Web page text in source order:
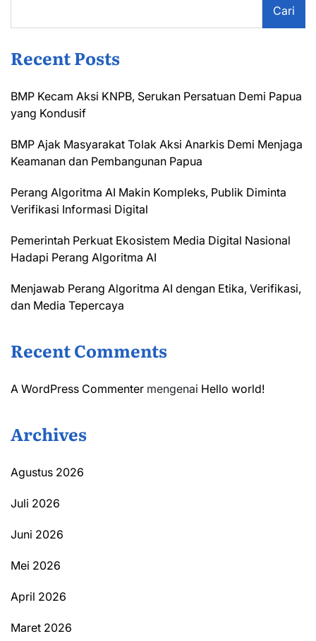
Cari
Recent Posts
BMP Kecam Aksi KNPB, Serukan Persatuan Demi Papua
yang Kondusif
BMP Ajak Masyarakat Tolak Aksi Anarkis Demi Menjaga
Keamanan dan Pembangunan Papua
Perang Algoritma AI Makin Kompleks, Publik Diminta
Verifikasi Informasi Digital
Pemerintah Perkuat Ekosistem Media Digital Nasional
Hadapi Perang Algoritma AI
Menjawab Perang Algoritma AI dengan Etika, Verifikasi,
dan Media Tepercaya
Recent Comments
A WordPress Commenter mengenai Hello world!
Archives
Agustus 2026
Juli 2026
Juni 2026
Mei 2026
April 2026
Maret 2026